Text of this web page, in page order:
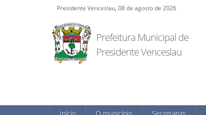
Presidente Venceslau, 08 de agosto de 2026
Prefeitura Municipal de
Presidente Venceslau